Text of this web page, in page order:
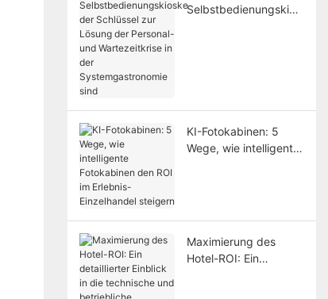
Selbstbedienungskios
sind
KI-Fotokabinen: 5
Wege, wie intelligente
Maximierung des
Hotel-ROI: Ein